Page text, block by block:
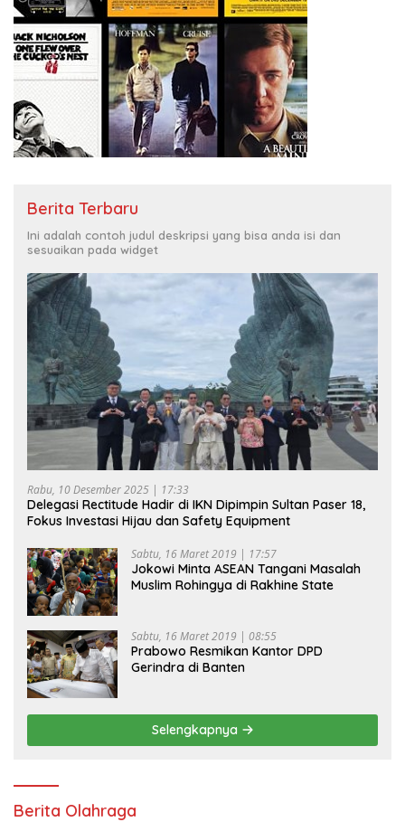
Berita Terbaru
Ini adalah contoh judul deskripsi yang bisa anda isi dan
sesuaikan pada widget
Rabu, 10 Desember 2025 | 17:33
Delegasi Rectitude Hadir di IKN Dipimpin Sultan Paser 18,
Fokus Investasi Hijau dan Safety Equipment
Sabtu, 16 Maret 2019 | 17:57
Jokowi Minta ASEAN Tangani Masalah
Muslim Rohingya di Rakhine State
Sabtu, 16 Maret 2019 | 08:55
Prabowo Resmikan Kantor DPD
Gerindra di Banten
Selengkapnya
Berita Olahraga